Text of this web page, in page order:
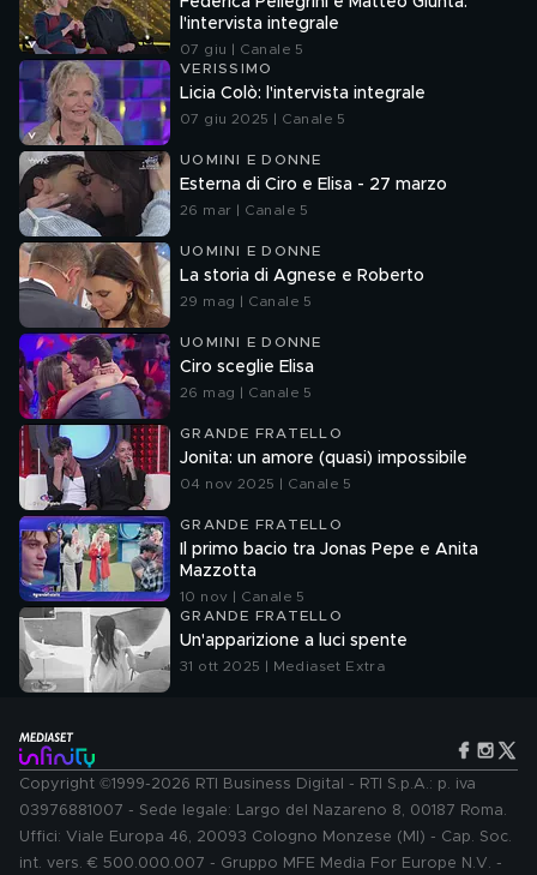
l'intervista integrale
07 giu | Canale 5
VERISSIMO
Licia Colò: l'intervista integrale
07 giu 2025 | Canale 5
UOMINI E DONNE
Esterna di Ciro e Elisa - 27 marzo
26 mar | Canale 5
UOMINI E DONNE
La storia di Agnese e Roberto
29 mag | Canale 5
UOMINI E DONNE
Ciro sceglie Elisa
26 mag | Canale 5
GRANDE FRATELLO
Jonita: un amore (quasi) impossibile
04 nov 2025 | Canale 5
GRANDE FRATELLO
Il primo bacio tra Jonas Pepe e Anita
Mazzotta
10 nov | Canale 5
GRANDE FRATELLO
Un'apparizione a luci spente
31 ott 2025 | Mediaset Extra
Copyright ©1999-2026 RTI Business Digital - RTI S.p.A.: p. iva
03976881007 - Sede legale: Largo del Nazareno 8, 00187 Roma.
Uffici: Viale Europa 46, 20093 Cologno Monzese (MI) - Cap. Soc.
int. vers. € 500.000.007 - Gruppo MFE Media For Europe N.V. -